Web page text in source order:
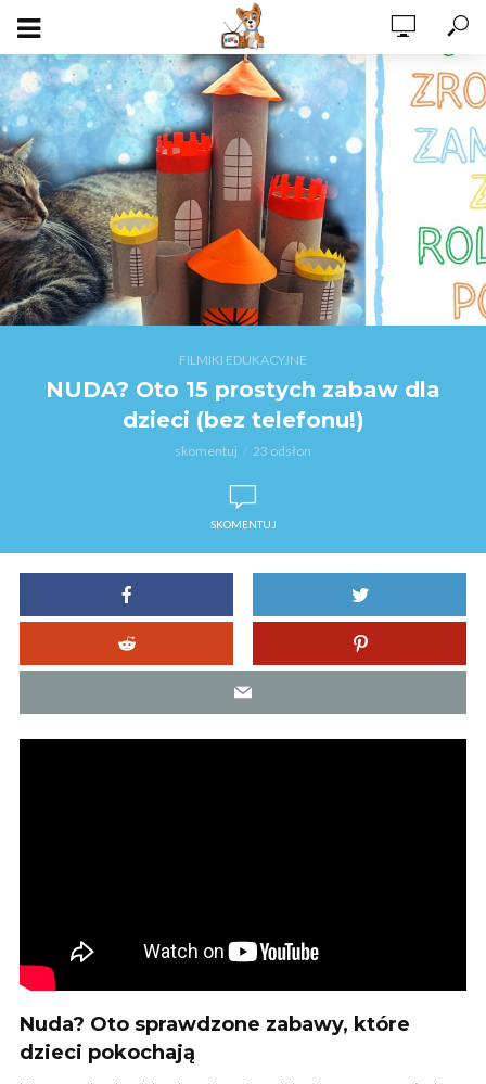
FILMIKI EDUKACYJNE
NUDA? Oto 15 prostych zabaw dla
dzieci (bez telefonu!)
skomentuj 23 odsłon
SKOMENTUJ
Nuda? Oto sprawdzone zabawy, które
dzieci pokochają